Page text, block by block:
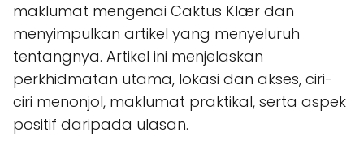
maklumat mengenai Caktus Klær dan
menyimpulkan artikel yang menyeluruh
tentangnya. Artikel ini menjelaskan
perkhidmatan utama, lokasi dan akses, ciri-
ciri menonjol, maklumat praktikal, serta aspek
positif daripada ulasan.